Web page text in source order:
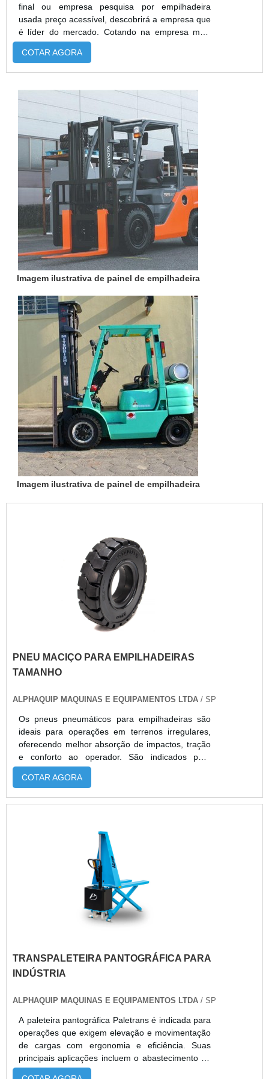
final ou empresa pesquisa por empilhadeira
usada preço acessível, descobrirá a empresa que
é líder do mercado. Cotando na empresa mais
qualificada do mercado e achando a melhor
referência em qualidade.É importante lembrar que
de cuidado ajuda a garantir a qualidade e
durabilidade dos materiais, além de ...
COTAR AGORA
Imagem ilustrativa de painel de empilhadeira
Imagem ilustrativa de painel de empilhadeira
PNEU MACIÇO PARA EMPILHADEIRAS
TAMANHO
ALPHAQUIP MAQUINAS E EQUIPAMENTOS LTDA / SP
Os pneus pneumáticos para empilhadeiras são
ideais para operações em terrenos irregulares,
oferecendo melhor absorção de impactos, tração
e conforto ao operador. São indicados para
empilhadeiras GLP, elétricas e a combustão,
especialmente em setores como indústria,
Alphaquip fornece pneus de alta durabilidade,
com pronta entrega, suporte técnico especializado
e soluções completas para garantir segurança e
desempenho nas operações.
COTAR AGORA
TRANSPALETEIRA PANTOGRÁFICA PARA
INDÚSTRIA
ALPHAQUIP MAQUINAS E EQUIPAMENTOS LTDA / SP
A paleteira pantográfica Paletrans é indicada para
operações que exigem elevação e movimentação
de cargas com ergonomia e eficiência. Suas
principais aplicações incluem o abastecimento de
linhas de produção, organização de estoques,